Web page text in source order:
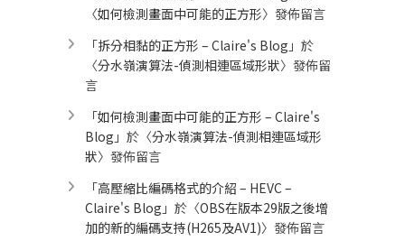
〈如何檢測畫面中可能的正方形〉發佈留言
「拆分相黏的正方形 – Claire's Blog 」於
〈分水嶺演算法-偵測相連區域形狀〉發佈留
言
「如何檢測畫面中可能的正方形 – Claire's
Blog 」於〈分水嶺演算法-偵測相連區域形
狀〉發佈留言
「高壓縮比編碼格式的介紹 – HEVC –
Claire's Blog 」於〈OBS在版本29版之後增
加的新的編碼支持(H265及AV1)〉發佈留言